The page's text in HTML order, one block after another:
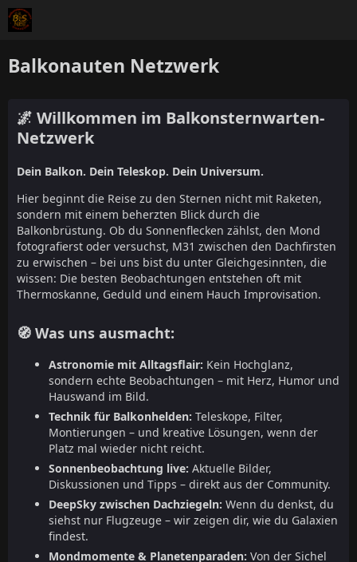
Balkonauten Netzwerk
🌌 Willkommen im Balkonsternwarten-
Netzwerk
Dein Balkon. Dein Teleskop. Dein Universum.
Hier beginnt die Reise zu den Sternen nicht mit Raketen,
sondern mit einem beherzten Blick durch die
Balkonbrüstung. Ob du Sonnenflecken zählst, den Mond
fotografierst oder versuchst, M31 zwischen den Dachfirsten
zu erwischen – bei uns bist du unter Gleichgesinnten, die
wissen: Die besten Beobachtungen entstehen oft mit
Thermoskanne, Geduld und einem Hauch Improvisation.
🧭 Was uns ausmacht:
Astronomie mit Alltagsflair: Kein Hochglanz,
sondern echte Beobachtungen – mit Herz, Humor und
Hauswand im Bild.
Technik für Balkonhelden: Teleskope, Filter,
Montierungen – und kreative Lösungen, wenn der
Platz mal wieder nicht reicht.
Sonnenbeobachtung live: Aktuelle Bilder,
Diskussionen und Tipps – direkt aus der Community.
DeepSky zwischen Dachziegeln: Wenn du denkst, du
siehst nur Flugzeuge – wir zeigen dir, wie du Galaxien
findest.
Mondmomente & Planetenparaden: Von der Sichel